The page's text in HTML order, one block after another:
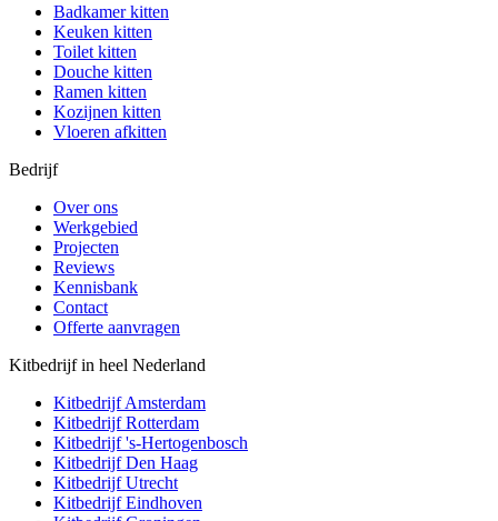
Badkamer kitten
Keuken kitten
Toilet kitten
Douche kitten
Ramen kitten
Kozijnen kitten
Vloeren afkitten
Bedrijf
Over ons
Werkgebied
Projecten
Reviews
Kennisbank
Contact
Offerte aanvragen
Kitbedrijf in heel Nederland
KitbedrijfAmsterdam
KitbedrijfRotterdam
Kitbedrijf's-Hertogenbosch
KitbedrijfDen Haag
KitbedrijfUtrecht
KitbedrijfEindhoven